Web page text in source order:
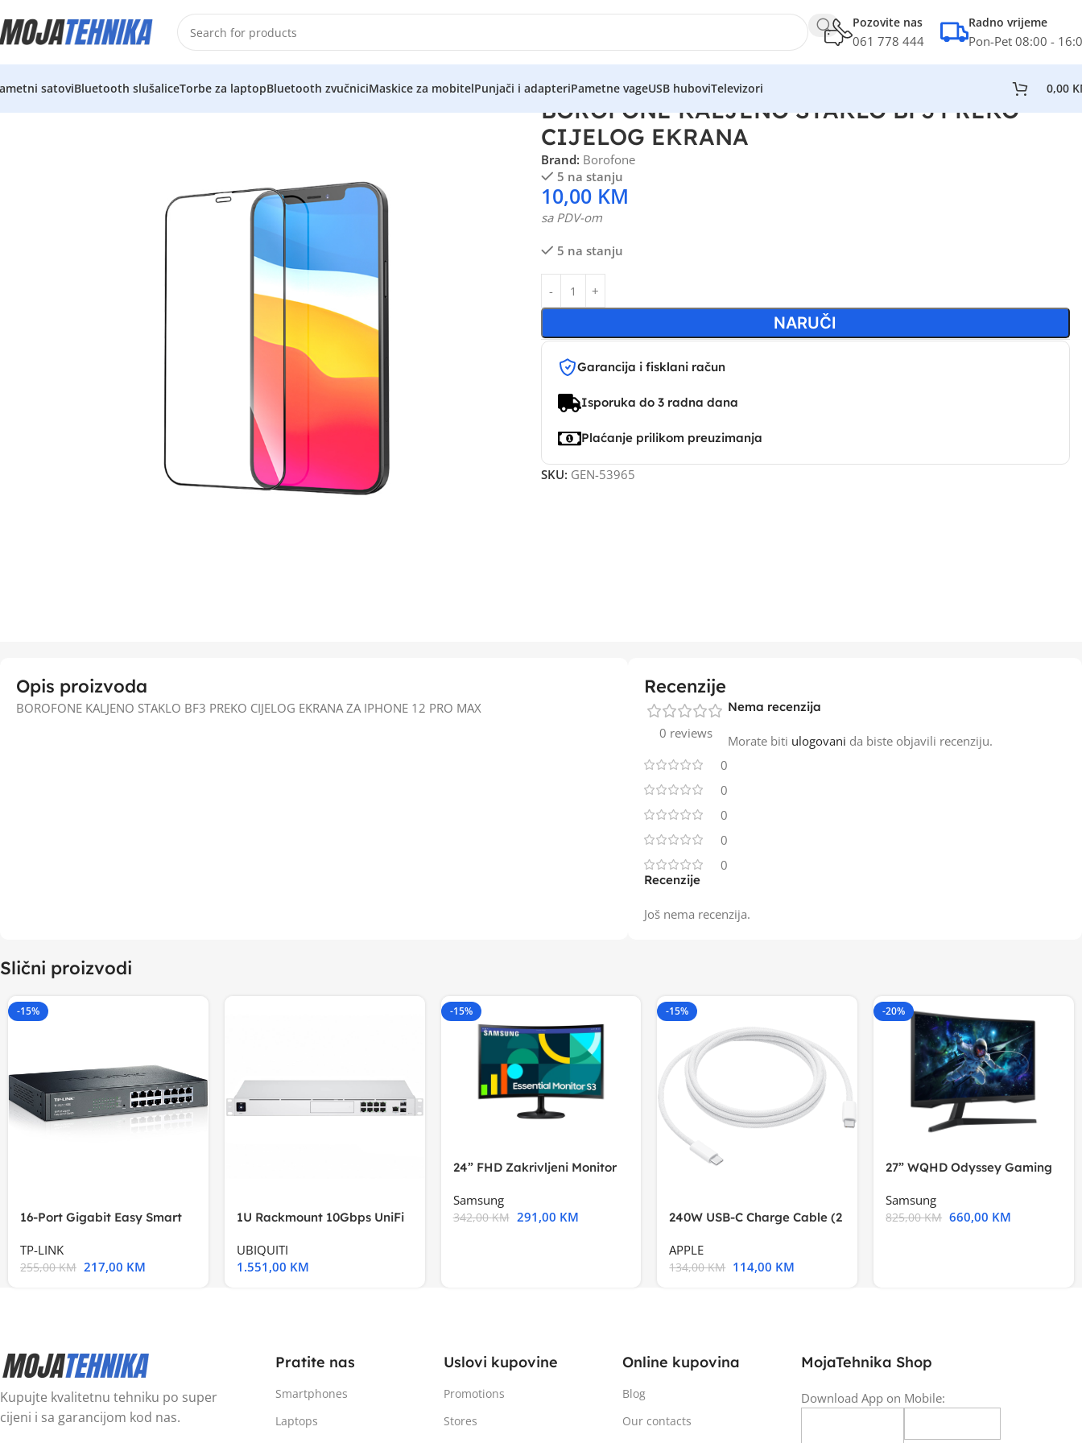
Pozovite nas
061 778 444
Radno vrijeme
Pon-Pet 08:00 -
satoviBluetooth slušaliceTorbe za laptopBluetooth zvučniciMaskice za mobitelPunjači i adapteriPametne vageUSB huboviTelevizori 0,00
BOROFONE KALJENO STAKLO BF3 PREKO
CIJELOG EKRANA
Brand: Borofone
5 na stanju
10,00 KM
sa PDV-om
5 na stanju
NARUČI
Garancija i fisklani račun
Isporuka do 3 radna dana
Plaćanje prilikom preuzimanja
SKU: GEN-53965
Opis proizvoda
BOROFONE KALJENO STAKLO BF3 PREKO CIJELOG EKRANA ZA IPHONE 12 PRO MAX
Recenzije
0 reviews
0
0
0
0
0
Recenzije
Još nema recenzija.
Nema recenzija
Morate biti ulogovani da biste objavili recenziju.
Slični proizvodi
-15%
16-Port Gigabit Easy Smart
TP-LINK
255,00KM 217,00 KM
1U Rackmount 10Gbps UniFi
UBIQUITI
1.551,00 KM
-15%
24” FHD Zakrivljeni Monitor
Samsung
342,00KM 291,00 KM
-15%
240W USB-C Charge Cable (2
APPLE
134,00KM 114,00 KM
-20%
27” WQHD Odyssey Gaming
Samsung
825,00KM 660,00 KM
Kupujte kvalitetnu tehniku po super
cijeni i sa garancijom kod nas.
Pratite nas
Smartphones
Laptops
Uslovi kupovine
Promotions
Stores
Online kupovina
Blog
Our contacts
MojaTehnika Shop
Download App on Mobile: